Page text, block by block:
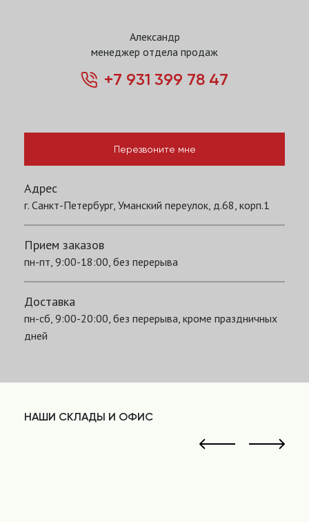
Александр
менеджер отдела продаж
+7 931 399 78 47
Перезвоните мне
Адрес
г. Санкт-Петербург, Уманский переулок, д.68, корп.1
Прием заказов
пн-пт, 9:00-18:00, без перерыва
Доставка
пн-сб, 9:00-20:00, без перерыва, кроме праздничных
дней
НАШИ СКЛАДЫ И ОФИС